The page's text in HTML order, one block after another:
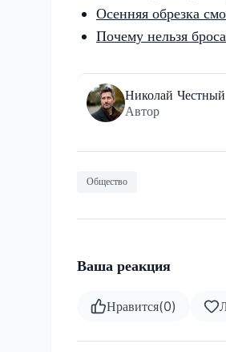
Осенняя обрезка
Почему нельзя
Николай Честный
Автор
Общество
Ваша реакция
Нравится(0)